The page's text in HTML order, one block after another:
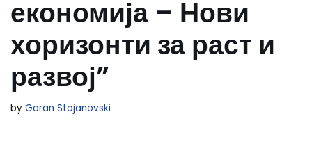
економија – Нови
хоризонти за раст и
развој”
by Goran Stojanovski